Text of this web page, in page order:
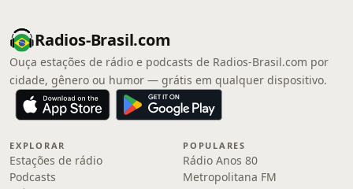
Radios-Brasil.com
Ouça estações de rádio e podcasts de Radios-Brasil.com por
cidade, gênero ou humor — grátis em qualquer dispositivo.
EXPLORAR
Estações de rádio
Podcasts
POPULARES
Rádio Anos 80
Metropolitana FM